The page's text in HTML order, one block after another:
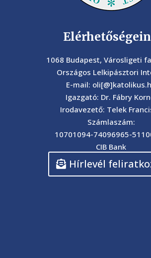
1068 Budapest, Városligeti
Országos Lelkipásztori
E-mail:
Igazgató: Dr. Fábry
Irodavezető: Telek
Számlaszám:
10701094-74096965-
CIB Bank
Hírlevél